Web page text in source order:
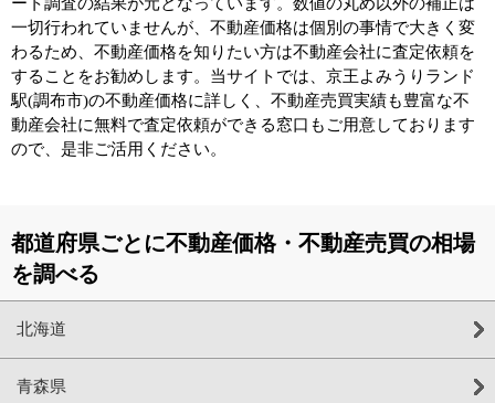
一切行われていませんが、不動産価格は個別の事情で大きく変
わるため、不動産価格を知りたい方は不動産会社に査定依頼を
することをお勧めします。当サイトでは、京王よみうりランド
駅(調布市)の不動産価格に詳しく、不動産売買実績も豊富な不
動産会社に無料で査定依頼ができる窓口もご用意しております
ので、是非ご活用ください。
都道府県ごとに不動産価格・不動産売買の相場
を調べる
北海道
青森県